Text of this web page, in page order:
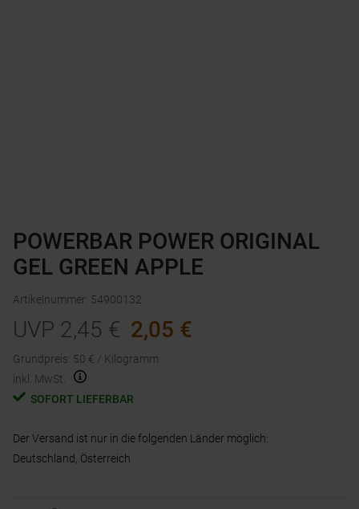
POWERBAR POWER ORIGINAL
GEL GREEN APPLE
Artikelnummer: 54900132
UVP 2,45 € 2,05 €
Grundpreis: 50 € / Kilogramm
inkl. MwSt.
SOFORT LIEFERBAR
Der Versand ist nur in die folgenden Länder möglich:
Deutschland, Österreich